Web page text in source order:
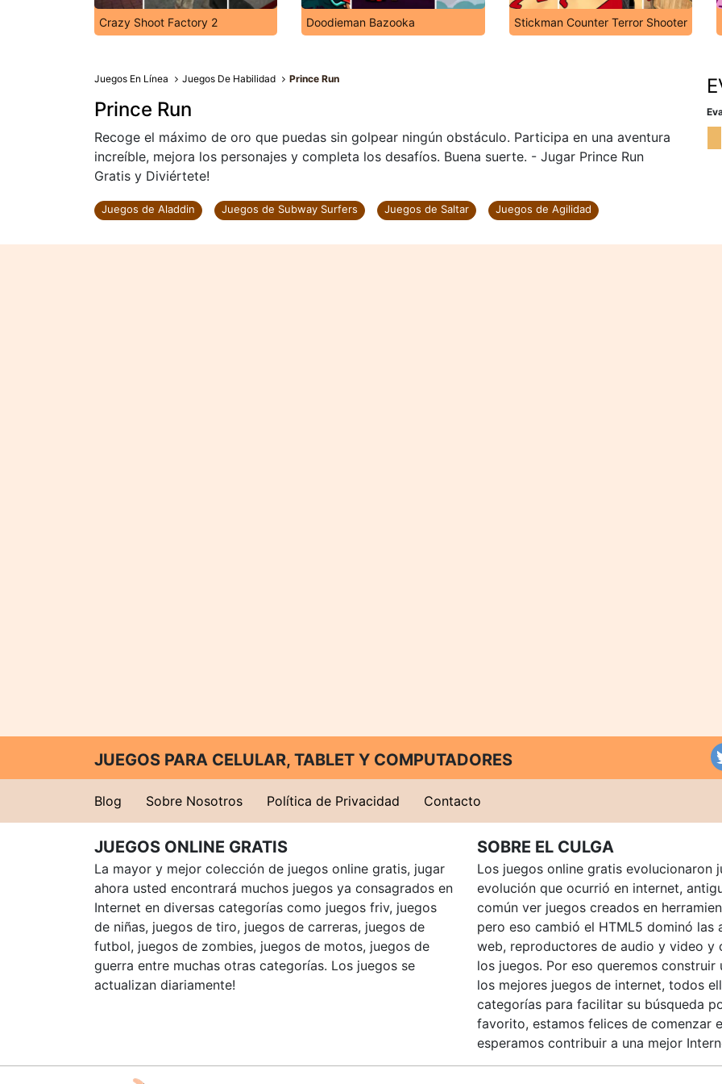
Crazy Shoot Factory 2 Doodieman Bazooka Stickman Counter Terror Shooter
Juegos En Línea Juegos De Habilidad Prince Run
Prince Run
Recoge el máximo de oro que puedas sin golpear ningún obstáculo. Participa en una aventura
increíble, mejora los personajes y completa los desafíos. Buena suerte. - Jugar Prince Run
Gratis y Diviértete!
Juegos de Aladdin Juegos de Subway Surfers Juegos de Saltar Juegos de Agilidad
JUEGOS PARA CELULAR, TABLET Y COMPUTADORES
Blog Sobre Nosotros Política de Privacidad Contacto
JUEGOS ONLINE GRATIS
La mayor y mejor colección de juegos online gratis, jugar
ahora usted encontrará muchos juegos ya consagrados en
Internet en diversas categorías como juegos friv, juegos
de niñas, juegos de tiro, juegos de carreras, juegos de
futbol, juegos de zombies, juegos de motos, juegos de
guerra entre muchas otras categorías. Los juegos se
actualizan diariamente!
SOBRE EL CULGA
Los juegos online gratis evolucionaron
evolución que ocurrió en internet,
común ver juegos creados en
pero eso cambió el HTML5 dominó las
web, reproductores de audio y video y
los juegos. Por eso queremos construir
los mejores juegos de internet, todos
categorías para facilitar su búsqueda
favorito, estamos felices de comenzar
esperamos contribuir a una mejor